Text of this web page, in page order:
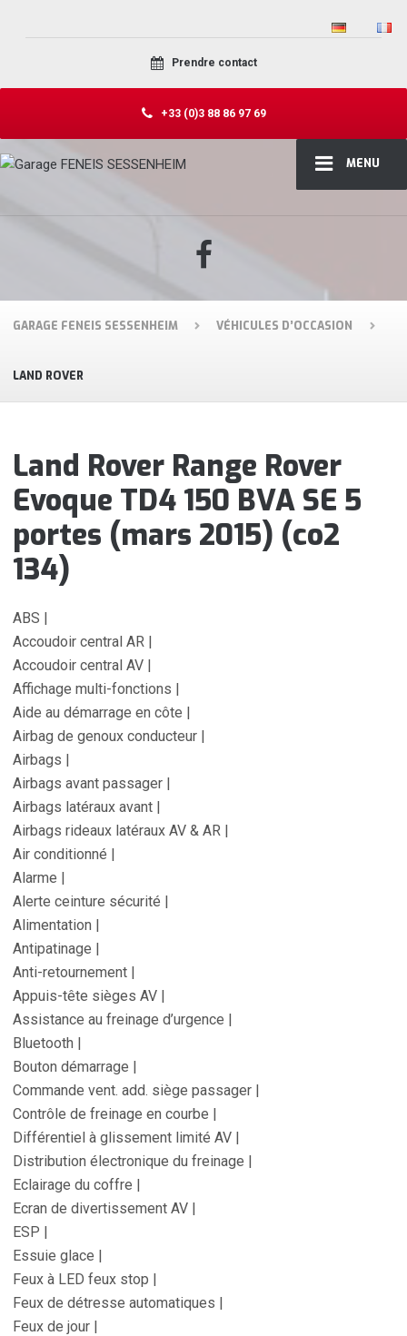
MENU
Prendre contact
+33 (0)3 88 86 97 69
GARAGE FENEIS SESSENHEIM VÉHICULES D’OCCASION
LAND ROVER
Land Rover Range Rover
Evoque TD4 150 BVA SE 5
portes (mars 2015) (co2
134)
ABS |
Accoudoir central AR |
Accoudoir central AV |
Affichage multi-fonctions |
Aide au démarrage en côte |
Airbag de genoux conducteur |
Airbags |
Airbags avant passager |
Airbags latéraux avant |
Airbags rideaux latéraux AV & AR |
Air conditionné |
Alarme |
Alerte ceinture sécurité |
Alimentation |
Antipatinage |
Anti-retournement |
Appuis-tête sièges AV |
Assistance au freinage d’urgence |
Bluetooth |
Bouton démarrage |
Commande vent. add. siège passager |
Contrôle de freinage en courbe |
Différentiel à glissement limité AV |
Distribution électronique du freinage |
Eclairage du coffre |
Ecran de divertissement AV |
ESP |
Essuie glace |
Feux à LED feux stop |
Feux de détresse automatiques |
Feux de jour |